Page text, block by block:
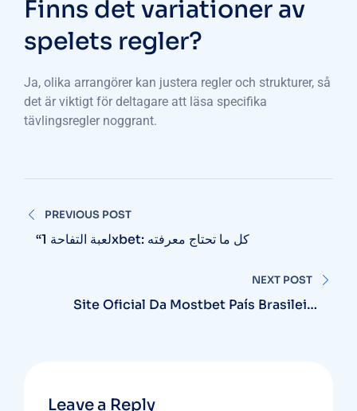
Finns det variationer av
spelets regler?
Ja, olika arrangörer kan justera regler och strukturer, så
det är viktigt för deltagare att läsa specifika
tävlingsregler noggrant.
navigation
PREVIOUS POST
“لعبة التفاحة 1xbet: كل ما تحتاج معرفته
NEXT POST
Site Oficial Da Mostbet País Brasileiro
Leave a Reply